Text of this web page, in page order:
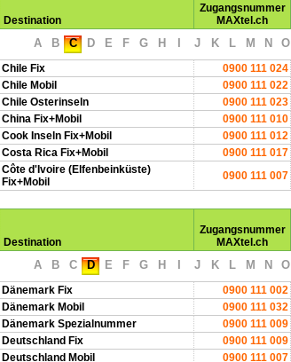
Destination
Zugangsnummer
MAXtel.ch
A B C D E F G H J K L M N O
Chile Fix 0900 111 024
Chile Mobil
0900 111 022
Chile Osterinseln
0900 111 023
China Fix+Mobil
0900 111 010
Cook Inseln Fix+Mobil
0900 111 012
Costa Rica Fix+Mobil
0900 111 017
Côte d'Ivoire (Elfenbeinküste)
Fix+Mobil
0900 111 007
Destination
Zugangsnummer
MAXtel.ch
A B C D E F G H J K L M N O
Dänemark Fix 0900 111 002
Dänemark Mobil
0900 111 032
Dänemark Spezialnummer
0900 111 009
Deutschland Fix
0900 111 009
Deutschland Mobil
0900 111 007